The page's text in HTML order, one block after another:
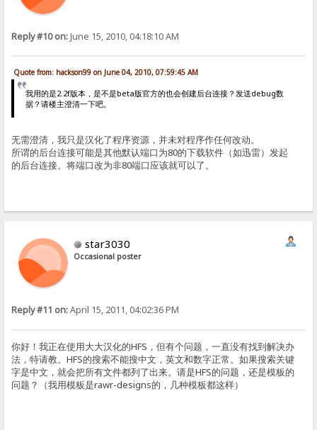
Reply #10 on:June 15, 2010, 04:18:10 AM
Quote from: hackson99 on June 04, 2010, 07:59:45 AM
我用的是2.2f版本，是不是beta版官方的也会创建后台连接？发送debug数
据？请楼主澄清一下吧。
无需澄清，我只是汉化了程序资源，并未对程序作任何改动。
所谓的后台连接可能是其他默认端口为80的下载软件（如迅雷）发起
的后台连接。将端口改为非80端口应该就可以了。
star3030
Occasional poster
Reply #11 on:April 15, 2011, 04:02:36 PM
你好！我正在使用大大汉化的HFS，但有个问题，一直没有找到解决办
法，特请教。HFS的搜索不能搜中文，英文和数字正常。如果搜索关键
字是中文，就会把所有文件都列了出来。请是HFS的问题，还是模板的
问题？（我用模板是rawr-designs的，几种模板都这样）